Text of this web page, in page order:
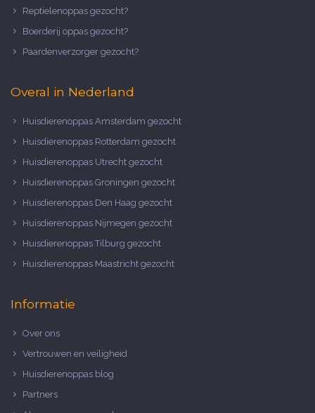
Reptielenoppas gezocht?
Boerderij oppas gezocht?
Paardenverzorger gezocht?
Overal in Nederland
Huisdierenoppas Amsterdam gezocht
Huisdierenoppas Rotterdam gezocht
Huisdierenoppas Utrecht gezocht
Huisdierenoppas Groningen gezocht
Huisdierenoppas Den Haag gezocht
Huisdierenoppas Nijmegen gezocht
Huisdierenoppas Tilburg gezocht
Huisdierenoppas Maastricht gezocht
Informatie
Over ons
Vertrouwen en veiligheid
Huisdierenoppas blog
Partners